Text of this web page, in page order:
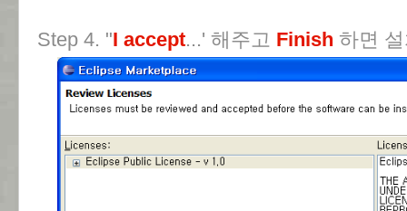
Step 4. "I accept...' 해주고 Finish 하면